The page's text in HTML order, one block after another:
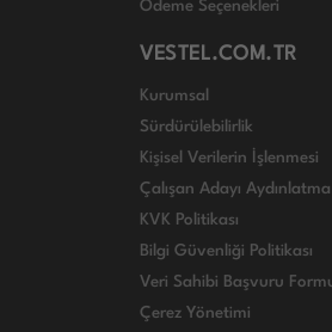
Ödeme Seçenekleri
VESTEL.COM.TR
Kurumsal
Sürdürülebilirlik
Kişisel Verilerin İşlenmesi
Çalışan Adayı
KVK Politikası
Bilgi Güvenliği Politikası
Veri Sahibi Başvuru
Çerez Yönetimi